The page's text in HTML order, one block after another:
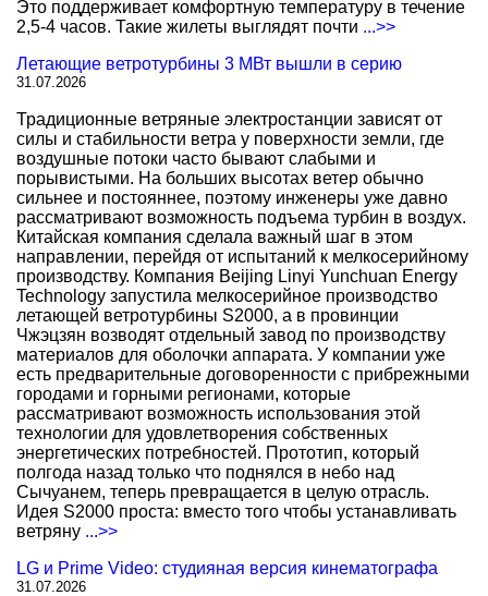
Это поддерживает комфортную температуру в течение
2,5-4 часов. Такие жилеты выглядят почти ...>>
Летающие ветротурбины 3 МВт вышли в серию
31.07.2026
Традиционные ветряные электростанции зависят от
силы и стабильности ветра у поверхности земли, где
воздушные потоки часто бывают слабыми и
порывистыми. На больших высотах ветер обычно
сильнее и постояннее, поэтому инженеры уже давно
рассматривают возможность подъема турбин в воздух.
Китайская компания сделала важный шаг в этом
направлении, перейдя от испытаний к мелкосерийному
производству. Компания Beijing Linyi Yunchuan Energy
Technology запустила мелкосерийное производство
летающей ветротурбины S2000, а в провинции
Чжэцзян возводят отдельный завод по производству
материалов для оболочки аппарата. У компании уже
есть предварительные договоренности с прибрежными
городами и горными регионами, которые
рассматривают возможность использования этой
технологии для удовлетворения собственных
энергетических потребностей. Прототип, который
полгода назад только что поднялся в небо над
Сычуанем, теперь превращается в целую отрасль.
Идея S2000 проста: вместо того чтобы устанавливать
ветряну ...>>
LG и Prime Video: студияная версия кинематографа
31.07.2026